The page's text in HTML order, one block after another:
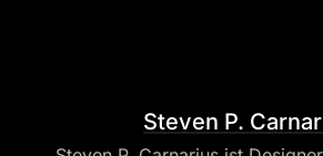
Steven P.